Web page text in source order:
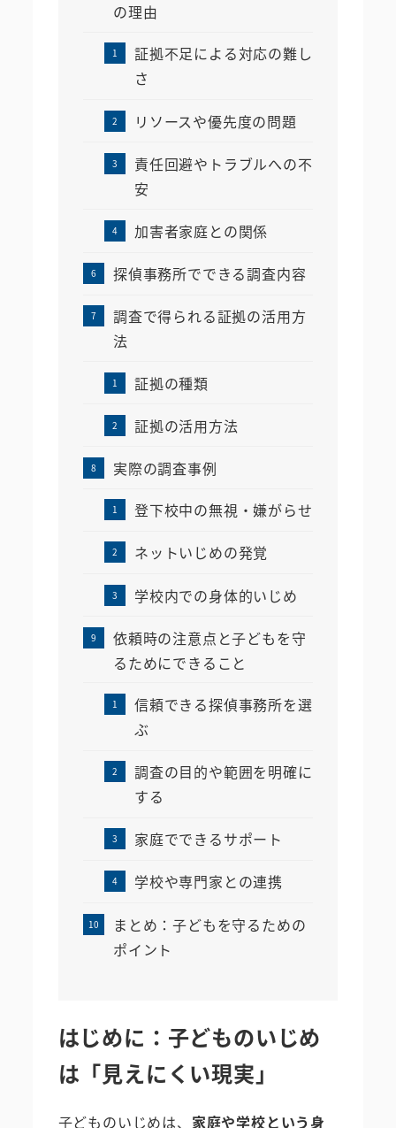
の理由
証拠不足による対応の難し
さ
リソースや優先度の問題
責任回避やトラブルへの不
安
加害者家庭との関係
探偵事務所でできる調査内容
調査で得られる証拠の活用方
法
証拠の種類
証拠の活用方法
実際の調査事例
登下校中の無視・嫌がらせ
ネットいじめの発覚
学校内での身体的いじめ
依頼時の注意点と子どもを守
るためにできること
信頼できる探偵事務所を選
ぶ
調査の目的や範囲を明確に
する
家庭でできるサポート
学校や専門家との連携
まとめ：子どもを守るための
ポイント
はじめに：子どものいじめ
は「見えにくい現実」
子どものいじめは、 家庭や学校という身